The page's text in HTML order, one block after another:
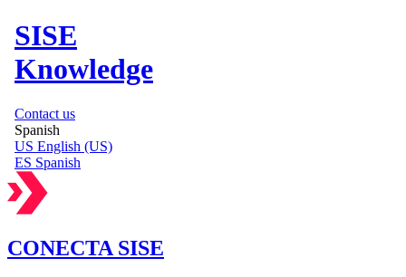
SISE
Knowledge
Contact us
Spanish
US English (US)
ES Spanish
CONECTA SISE